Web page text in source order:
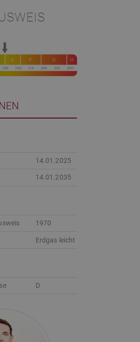
125 150 175 200 225 250+
H
G
F
E
14.01.2025
14.01.2035
1970
Erdgas leicht
D